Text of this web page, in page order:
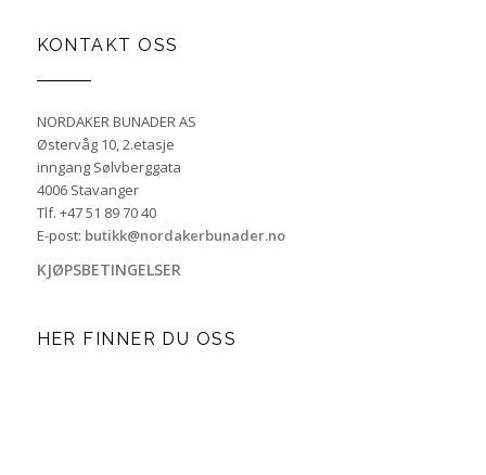
KONTAKT OSS
NORDAKER BUNADER AS
Østervåg 10, 2.etasje
inngang Sølvberggata
4006 Stavanger
Tlf. +47 51 89 70 40
E-post: butikk@nordakerbunader.no
KJØPSBETINGELSER
HER FINNER DU OSS